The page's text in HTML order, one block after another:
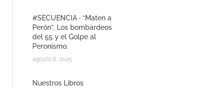
#SECUENCIA · “Maten a
Perón”. Los bombardeos
del 55 y el Golpe al
Peronismo.
agosto 6, 2025
Nuestros Libros